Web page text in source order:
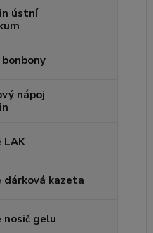
ústní
nápoj
LAK
dárková kazeta
nosič gelu